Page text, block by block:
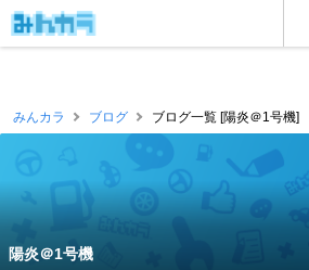
みんカラ ブログ ブログ一覧 [陽炎＠1号機]
陽炎＠1号機